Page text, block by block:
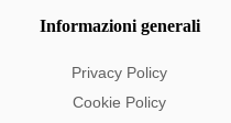
Informazionigenerali
Privacy Policy
Cookie Policy